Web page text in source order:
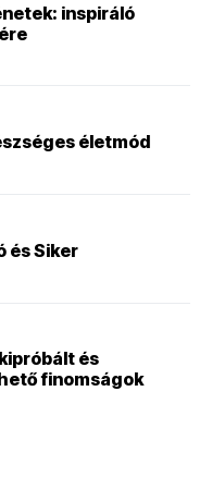
inspiráló
életmód
és Siker
és
finomságok